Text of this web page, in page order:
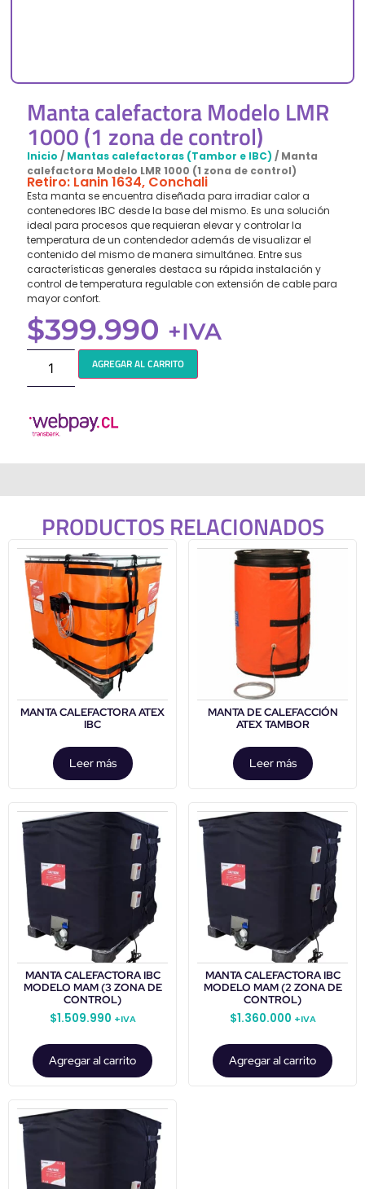
Manta calefactora Modelo LMR
1000 (1 zona de control)
Inicio / Mantas calefactoras (Tambor e IBC) / Manta
calefactora Modelo LMR 1000 (1 zona de control)
Retiro: Lanin 1634, Conchali
Esta manta se encuentra diseñada para irradiar calor a
contenedores IBC desde la base del mismo. Es una solución
ideal para procesos que requieran elevar y controlar la
temperatura de un contendedor además de visualizar el
contenido del mismo de manera simultánea. Entre sus
características generales destaca su rápida instalación y
control de temperatura regulable con extensión de cable para
mayor confort.
$399.990 +IVA
AGREGAR AL CARRITO
PRODUCTOS RELACIONADOS
MANTA CALEFACTORA ATEX
IBC
Leer más
MANTA DE CALEFACCIÓN
ATEX TAMBOR
Leer más
MANTA CALEFACTORA IBC
MODELO MAM (3 ZONA DE
CONTROL)
$1.509.990 +IVA
Agregar al carrito
MANTA CALEFACTORA IBC
MODELO MAM (2 ZONA DE
CONTROL)
$1.360.000 +IVA
Agregar al carrito